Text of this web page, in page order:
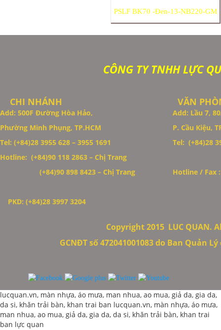
PSLF BK70 -Đen-13-NB220-GM
CÔNG TY TNHH LỰC
CHI NHÁNH VĂN
Add: 500F Đường Hòa Hảo,
Phường Minh Phụng, TP.HCM
Add: Lầu 7,
P. Cầu Kiệu,
Tel: (+84)28 3955 628 – 3955 1691
Tel: (+84)28
Hotline: (+84)90 118 2863 – Chị Trang
(+84)90 898 8423 – Chị Trang Hotline / Fax :
PKD: (+84)28 3997 3204
Copyright 2015 LUC QUAN.
GCNĐT số 472041001083 do Ban Quản
lucquan.vn, màn nhựa, áo mưa, man nhua, ao mua, giả da, gia da,
da si, khăn trải bàn, khan trai ban lucquan.vn, màn nhựa, áo mưa,
man nhua, ao mua, giả da, gia da, da si, khăn trải bàn, khan trai
ban lực quan